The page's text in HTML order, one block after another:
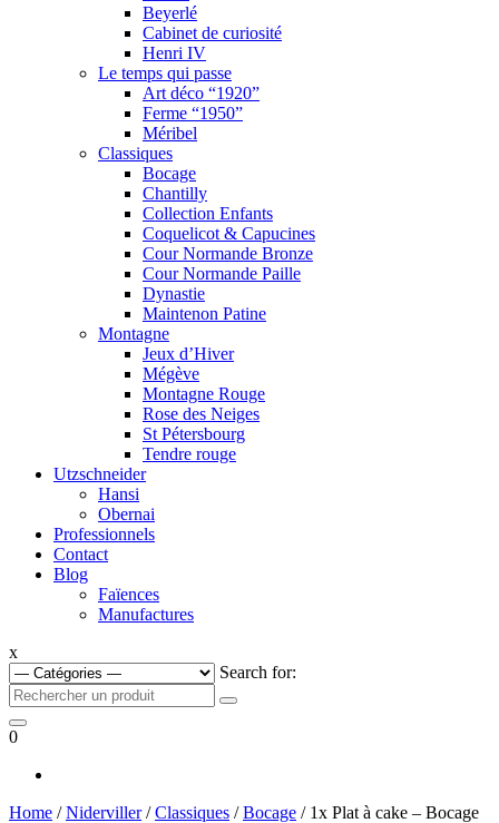
Beyerlé
Cabinet de curiosité
Henri IV
Le temps qui passe
Art déco “1920”
Ferme “1950”
Méribel
Classiques
Bocage
Chantilly
Collection Enfants
Coquelicot & Capucines
Cour Normande Bronze
Cour Normande Paille
Dynastie
Maintenon Patine
Montagne
Jeux d’Hiver
Mégève
Montagne Rouge
Rose des Neiges
St Pétersbourg
Tendre rouge
Utzschneider
Hansi
Obernai
Professionnels
Contact
Blog
Faïences
Manufactures
x
Search for:
0
Home /Niderviller/Classiques /Bocage / 1x Plat à cake – Bocage